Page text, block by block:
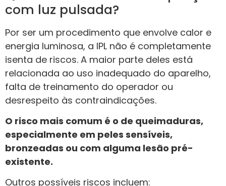
com luz pulsada?
Por ser um procedimento que envolve calor e
energia luminosa, a IPL não é completamente
isenta de riscos. A maior parte deles está
relacionada ao uso inadequado do aparelho,
falta de treinamento do operador ou
desrespeito às contraindicações.
O risco mais comum é o de queimaduras,
especialmente em peles sensíveis,
bronzeadas ou com alguma lesão pré-
existente.
Outros possíveis riscos incluem: